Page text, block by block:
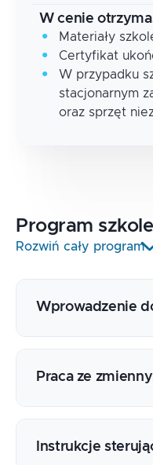
W cenie
Materiały
Certyfikat
W przypadku
stacjonarnym
oraz sprzęt
Program
Rozwiń cały program
Wprowadzenie
Porównanie
Proces
Praca ze
Typy danych
Instrukcje